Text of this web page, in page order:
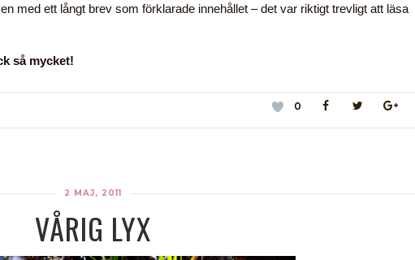
med ett långt brev som förklarade innehållet – det var riktigt trevligt att läsa
så mycket!
0
2 MAJ, 2011
VÅRIG LYX